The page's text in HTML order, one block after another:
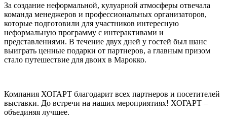
За создание неформальной, кулуарной атмосферы отвечала
команда менеджеров и профессиональных организаторов,
которые подготовили для участников интересную
неформальную программу с интерактивами и
представлениями. В течение двух дней у гостей был шанс
выиграть ценные подарки от партнеров, а главным призом
стало путешествие для двоих в Марокко.
Компания ХОГАРТ благодарит всех партнеров и посетителей
выставки. До встречи на наших мероприятиях! ХОГАРТ –
объединяя лучшее.